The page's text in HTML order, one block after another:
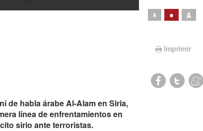
A • A
Imprimir
de habla árabe Al-Alam en Siria,
línea de enfrentamientos en
sirio ante terroristas.